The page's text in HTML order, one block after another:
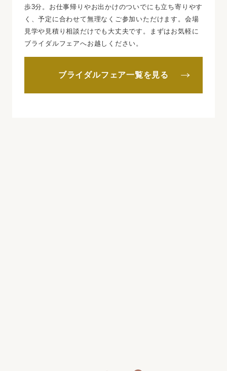
歩3分。お仕事帰りやお出かけのついでにも立ち寄りやす
く、予定に合わせて無理なくご参加いただけます。会場
見学や見積り相談だけでも大丈夫です。まずはお気軽に
ブライダルフェアへお越しください。
ブライダルフェア一覧を見る